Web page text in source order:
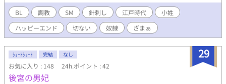
し、拷問などの鬼畜描写あります。が、第１話（針の檻）を読め
れば大丈夫だと思います。 小スカ（尿失禁など）ありますが、大
スカはありません。 サクッと読める約６万字の中編です。 『小姓
残酷物語』の続編にあたる作品ですが、この作品だけで独立して
完成しているので、前作を読まないで大丈夫です。 ざまぁ要素あ
りのビターハッピーエンドです。前作のような胸糞エンドではあ
りませんので、ご安心ください。 感想などをいただけるとモチベ
ーション維持に繋がり励みになります。 よろしくお願いします。
BL 調教 SM 針刺し 江戸時代
小姓
ハッピーエンド
切ない 奴隷 ざまぁ
29
ｼｮｰﾄｼｮｰﾄ 完結 なし
お気に入り : 148 24h.ポイント : 42
後宮の男妃